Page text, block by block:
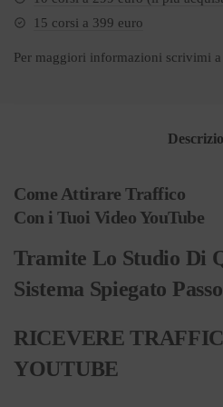
15 corsi a 399 euro
Per maggiori informazioni scrivimi a
Come Attirare Traffico
Con i Tuoi Video YouTube
Tramite Lo Studio Di
Sistema Spiegato
RICEVERE
YOUTUBE